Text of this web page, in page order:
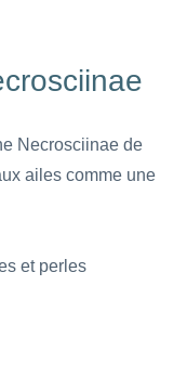
Necrosciinae de
ailes comme une
et perles